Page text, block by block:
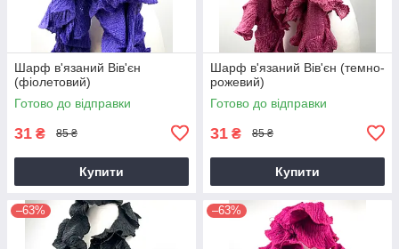
Шарф в'язаний Вів'єн
(фіолетовий)
Готово до відправки
31 ₴ 85 ₴
Купити
Шарф в'язаний Вів'єн (темно-
рожевий)
Готово до відправки
31 ₴ 85 ₴
Купити
–63% –63%